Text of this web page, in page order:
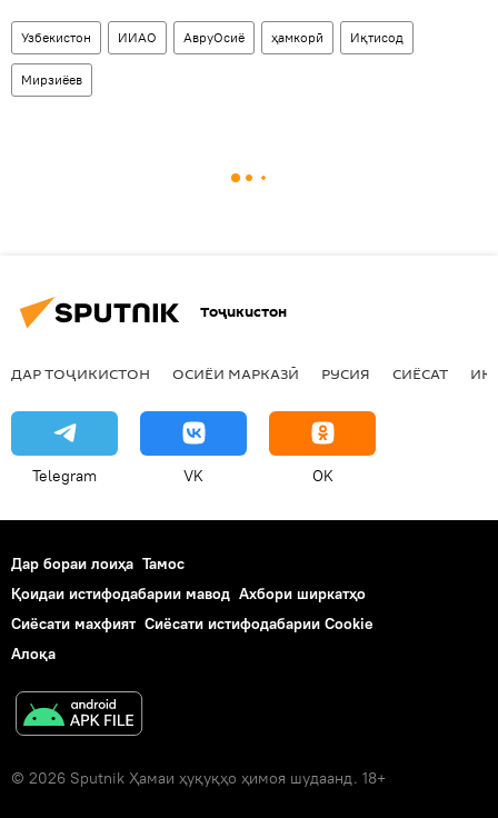
Узбекистон ИИАО АвруОсиё ҳамкорӣ Иқтисод
Мирзиёев
Тоҷикистон
ДАР ТОҶИКИСТОН ОСИЁИ МАРКАЗӢ РУСИЯ СИЁСАТ
Telegram VK OK
Дар бораи лоиҳа Тамос
Қоидаи истифодабарии мавод Ахбори ширкатҳо
Сиёсати махфият Сиёсати истифодабарии Cookie
Алоқа
© 2026 Sputnik Ҳамаи ҳуқуқҳо ҳимоя шудаанд. 18+